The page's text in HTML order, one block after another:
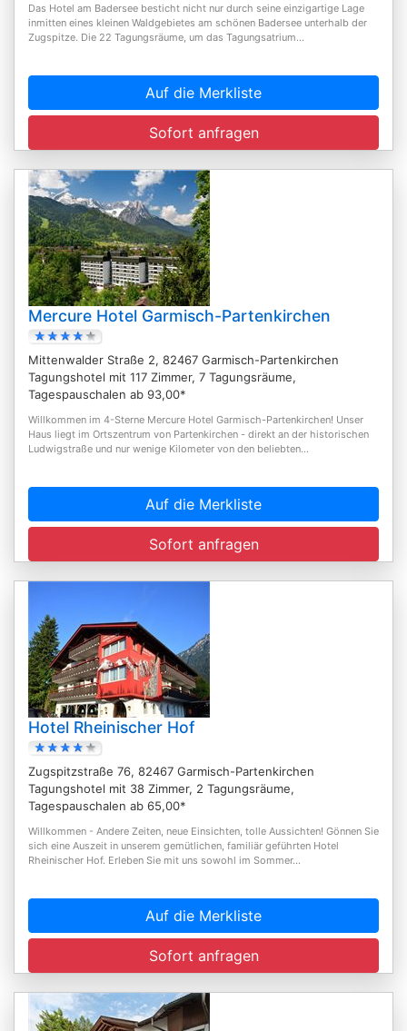
Das Hotel am Badersee besticht nicht nur durch seine einzigartige Lage
inmitten eines kleinen Waldgebietes am schönen Badersee unterhalb der
Zugspitze. Die 22 Tagungsräume, um das Tagungsatrium...
Auf die Merkliste
Sofort anfragen
Mercure Hotel Garmisch-Partenkirchen
Mittenwalder Straße 2, 82467 Garmisch-Partenkirchen
Tagungshotel mit 117 Zimmer, 7 Tagungsräume,
Tagespauschalen ab 93,00*
Willkommen im 4-Sterne Mercure Hotel Garmisch-Partenkirchen! Unser
Haus liegt im Ortszentrum von Partenkirchen - direkt an der historischen
Ludwigstraße und nur wenige Kilometer von den beliebten...
Auf die Merkliste
Sofort anfragen
Hotel Rheinischer Hof
Zugspitzstraße 76, 82467 Garmisch-Partenkirchen
Tagungshotel mit 38 Zimmer, 2 Tagungsräume,
Tagespauschalen ab 65,00*
Willkommen - Andere Zeiten, neue Einsichten, tolle Aussichten! Gönnen Sie
sich eine Auszeit in unserem gemütlichen, familiär geführten Hotel
Rheinischer Hof. Erleben Sie mit uns sowohl im Sommer...
Auf die Merkliste
Sofort anfragen